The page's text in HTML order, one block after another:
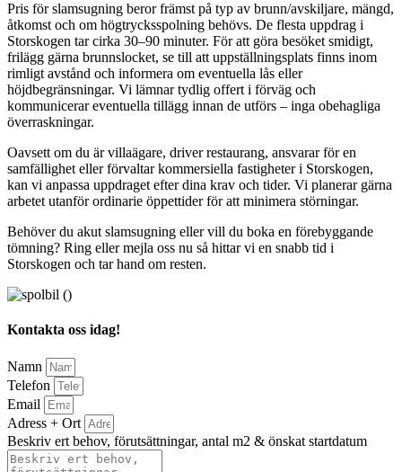
Pris för slamsugning beror främst på typ av brunn/avskiljare, mängd,
åtkomst och om högtrycksspolning behövs. De flesta uppdrag i
Storskogen tar cirka 30–90 minuter. För att göra besöket smidigt,
frilägg gärna brunnslocket, se till att uppställningsplats finns inom
rimligt avstånd och informera om eventuella lås eller
höjdbegränsningar. Vi lämnar tydlig offert i förväg och
kommunicerar eventuella tillägg innan de utförs – inga obehagliga
överraskningar.
Oavsett om du är villaägare, driver restaurang, ansvarar för en
samfällighet eller förvaltar kommersiella fastigheter i Storskogen,
kan vi anpassa uppdraget efter dina krav och tider. Vi planerar gärna
arbetet utanför ordinarie öppettider för att minimera störningar.
Behöver du akut slamsugning eller vill du boka en förebyggande
tömning? Ring eller mejla oss nu så hittar vi en snabb tid i
Storskogen och tar hand om resten.
Kontakta oss idag!
Namn
Telefon
Email
Adress + Ort
Beskriv ert behov, förutsättningar, antal m2 & önskat startdatum